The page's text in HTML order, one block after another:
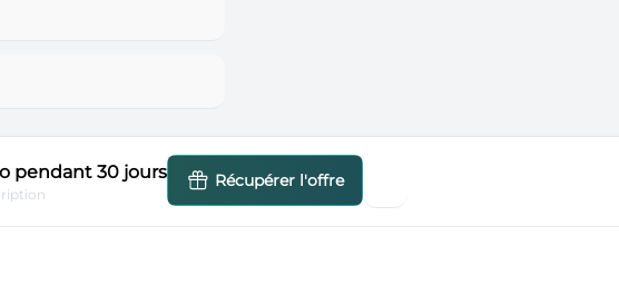
pendant 30 jours Récupérer l'offre